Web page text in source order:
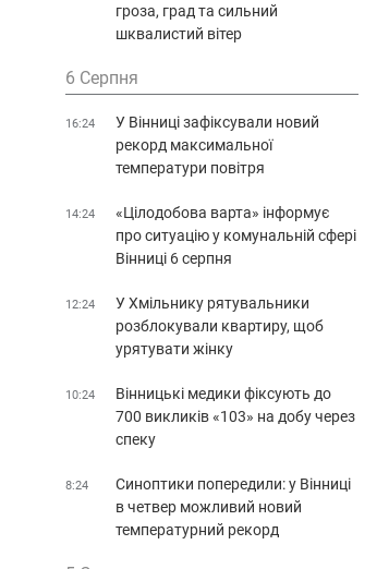
гроза, град та сильний
шквалистий вітер
6 Серпня
16:24
У Вінниці зафіксували новий
рекорд максимальної
температури повітря
14:24
«Цілодобова варта» інформує
про ситуацію у комунальній сфері
Вінниці 6 серпня
12:24
У Хмільнику рятувальники
розблокували квартиру, щоб
урятувати жінку
10:24
Вінницькі медики фіксують до
700 викликів «103» на добу через
спеку
8:24
Синоптики попередили: у Вінниці
в четвер можливий новий
температурний рекорд